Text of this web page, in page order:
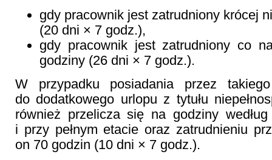
gdy pracownik jest zatrudniony krócej
(20 dni × 7 godz.),
gdy pracownik jest zatrudniony co
godziny (26 dni × 7 godz.).
W przypadku posiadania przez
do dodatkowego urlopu z tytułu
również przelicza się na godziny
i przy pełnym etacie oraz zatrudnieniu
on 70 godzin (10 dni × 7 godz.).